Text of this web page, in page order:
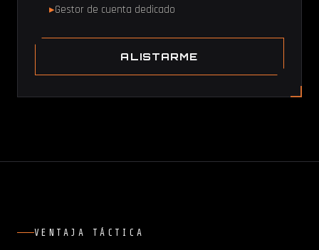
Gestor de cuenta dedicado
ALISTARME
VENTAJA TÁCTICA